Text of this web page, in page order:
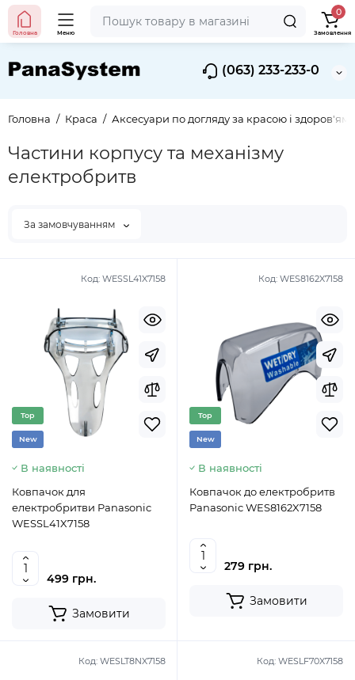
(063) 233-233-0
Головна Меню
0
Замовлення
Головна Краса Аксесуари по догляду за красою і здоров'ям
Частини корпусу та механізму
електробритв
За замовчуванням
Код: WESSL41X7158
Top
New
В наявності
Ковпачок для
електробритви Panasonic
WESSL41X7158
499 грн.
Замовити
Код: WES8162X7158
Top
New
В наявності
Ковпачок до електробритв
Panasonic WES8162X7158
279 грн.
Замовити
Код: WESLT8NX7158 Код: WESLF70X7158